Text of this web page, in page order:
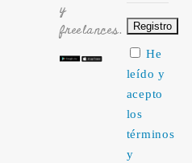
y
freelances.
He
leído y
acepto
los
términos
y